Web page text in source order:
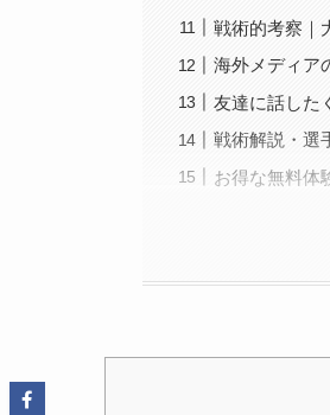
戦術的考察｜
海外メディア
友達に話した
戦術解説・選
お得な無料体